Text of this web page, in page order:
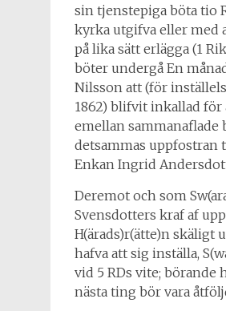
sin tjenstepiga böta tio
kyrka utgifva eller med
på lika sätt erlägga (1
böter undergå En
Nilsson att (för
1862) blifvit inkallad för
emellan
detsammas uppfostran
Enkan Ingrid
Deremot och som
Svensdotters kraf af
H(ärads)r(ätte)n skäligt
hafva att sig inställa,
vid 5 RDs vite; börande
nästa ting bör vara